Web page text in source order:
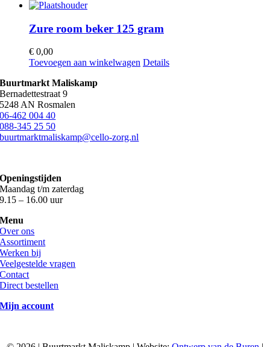
Zure room beker 125 gram
€ 0,00
Toevoegen aan winkelwagen Details
Buurtmarkt Maliskamp
Bernadettestraat 9
5248 AN Rosmalen
06-462 004 40
088-345 25 50
buurtmarktmaliskamp@cello-zorg.nl
Openingstijden
Maandag t/m zaterdag
9.15 – 16.00 uur
Menu
Over ons
Assortiment
Werken bij
Veelgestelde vragen
Contact
Direct bestellen
Mijn account